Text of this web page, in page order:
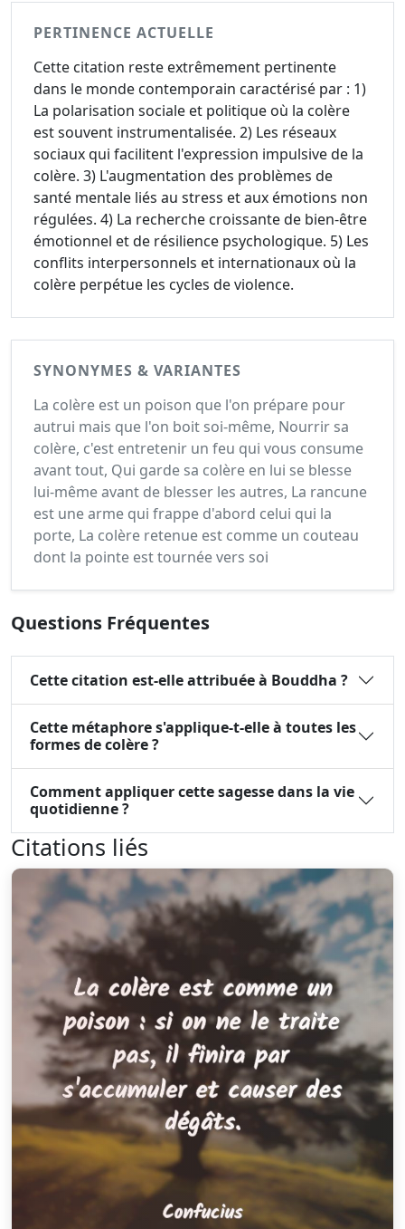
PERTINENCE ACTUELLE
Cette citation reste extrêmement pertinente
dans le monde contemporain caractérisé par : 1)
La polarisation sociale et politique où la colère
est souvent instrumentalisée. 2) Les réseaux
sociaux qui facilitent l'expression impulsive de la
colère. 3) L'augmentation des problèmes de
santé mentale liés au stress et aux émotions non
régulées. 4) La recherche croissante de bien-être
émotionnel et de résilience psychologique. 5) Les
conflits interpersonnels et internationaux où la
colère perpétue les cycles de violence.
SYNONYMES & VARIANTES
La colère est un poison que l'on prépare pour
autrui mais que l'on boit soi-même, Nourrir sa
colère, c'est entretenir un feu qui vous consume
avant tout, Qui garde sa colère en lui se blesse
lui-même avant de blesser les autres, La rancune
est une arme qui frappe d'abord celui qui la
porte, La colère retenue est comme un couteau
dont la pointe est tournée vers soi
Questions Fréquentes
Cette citation est-elle attribuée à Bouddha ?
Cette métaphore s'applique-t-elle à toutes les
formes de colère ?
Comment appliquer cette sagesse dans la vie
quotidienne ?
Citations liés